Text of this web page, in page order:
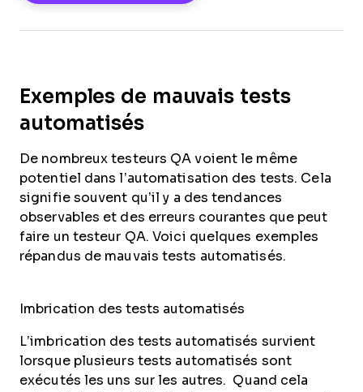
Exemples de mauvais tests
automatisés
De nombreux testeurs QA voient le même
potentiel dans l’automatisation des tests. Cela
signifie souvent qu’il y a des tendances
observables et des erreurs courantes que peut
faire un testeur QA. Voici quelques exemples
répandus de mauvais tests automatisés.
Imbrication des tests automatisés
L’imbrication des tests automatisés survient
lorsque plusieurs tests automatisés sont
exécutés les uns sur les autres. Quand cela